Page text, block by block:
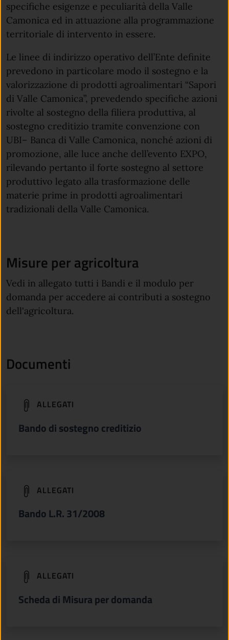
specifiche esigenze e peculiarità della Valle
Camonica ed in attuazione alla programmazione
territoriale di intervento in essere.
Le linee di indirizzo operativo dell’Ente definite
prevedono in particolare modo il sostegno e la
valorizzazione di prodotti agroalimentari “Sapori
di Valle Camonica”, prevedendo specifiche azioni
rivolte al sostegno della filiera produttiva, al
sostegno creditizio tramite convenzione con
UBI– Banca di Valle Camonica, nonché azioni di
promozione, alle luce anche dell’evento EXPO,
rilevando pertanto il forte sostegno al settore
produttivo legato alla trasformazione delle
materie prime in prodotti agroalimentari
tradizionali della Valle Camonica.
Misure per agricoltura
Vedi in allegato tutti i Bandi e il modulo per
domanda per accedere ai contributi a sostegno
dell'agricoltura.
Documenti
ALLEGATI
Bando di sostegno creditizio
(apre in un'altra scheda).
ALLEGATI
Bando L.R. 31/2008
(apre in un'altra scheda).
ALLEGATI
Scheda di Misura per domanda
(apre in un'altra scheda).